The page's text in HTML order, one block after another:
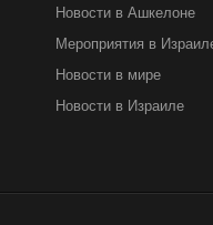
Новости в Ашкелоне
Мероприятия в
Новости в мире
Новости в Израиле